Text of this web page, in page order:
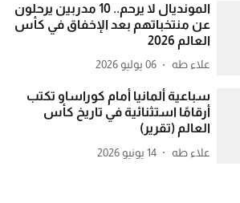
المونديال لا يرحم.. 10 مدربين يرحلون
عن منتخباتهم بعد الإخفاق في كأس
العالم 2026
علاء طه 06 يوليو 2026
سباعية ألمانيا أمام كوراساو تكتب
أرقامًا استثنائية في تاريخ كأس
العالم (تقرير)
علاء طه 14 يونيو 2026